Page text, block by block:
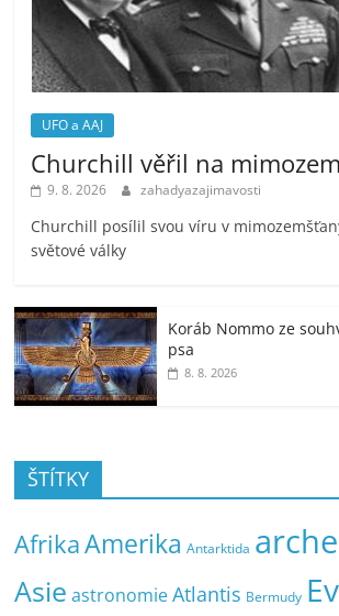
UFO a AAJ
Churchill věřil na
9. 8. 2026 zahadyazajimavosti
Churchill posílil svou víru v
světové války
Koráb Nommo ze
psa
8. 8. 2026
ŠTÍTKY
AfrikaAmerika Antarktida
Asie astronomie Atlantis Bermudy